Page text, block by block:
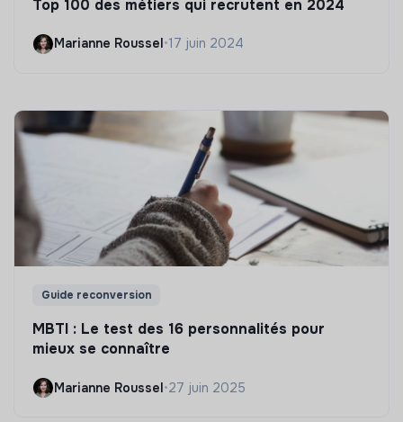
Top 100 des métiers qui recrutent en 2024
Marianne Roussel•17 juin 2024
Guide reconversion
MBTI : Le test des 16 personnalités pour
mieux se connaître
Marianne Roussel•27 juin 2025